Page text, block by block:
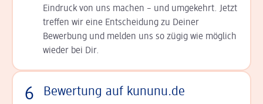
Ein­druck von uns machen – und umgekehrt. Jetzt
tref­fen wir eine Entscheidung zu Deiner
Bewerbung und melden uns so zügig wie möglich
wieder bei Dir.
6 Bewertung auf kununu.de